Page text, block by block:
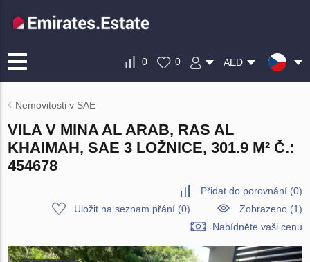
0 0 AED
Nemovitosti v SAE
VILA V MINA AL ARAB, RAS AL
KHAIMAH, SAE 3 LOŽNICE, 301.9 M² Č.:
454678
Přidat do porovnání(0)
Uložit na seznam přání(0)
Zobrazeno (1)
Nabídněte vaši cenu